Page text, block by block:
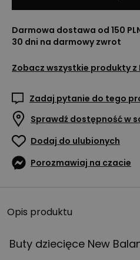
Darmowa dostawa od 150
30 dni na darmowy zwrot
Zobacz wszystkie produkty z
Zadaj pytanie do tego
Sprawdź dostępność w
Dodaj do ulubionych
Porozmawiaj na czacie
Opis produktu
Buty dziecięce New